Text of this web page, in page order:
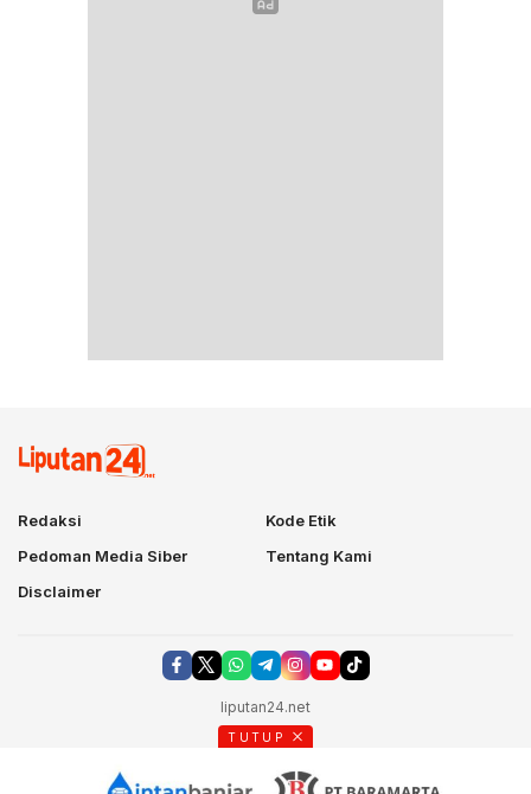
Redaksi
Kode Etik
Pedoman Media Siber
Tentang Kami
Disclaimer
liputan24.net
TUTUP